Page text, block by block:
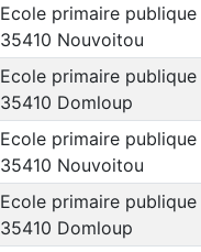
Ecole primaire
35410 Nouvoitou
Ecole primaire
35410 Domloup
Ecole primaire
35410 Nouvoitou
Ecole primaire
35410 Domloup